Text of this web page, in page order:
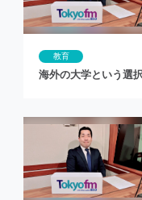
教育
海外の大学という選